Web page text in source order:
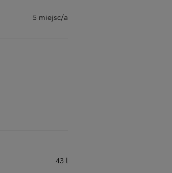
5 miejsc/a
43 l